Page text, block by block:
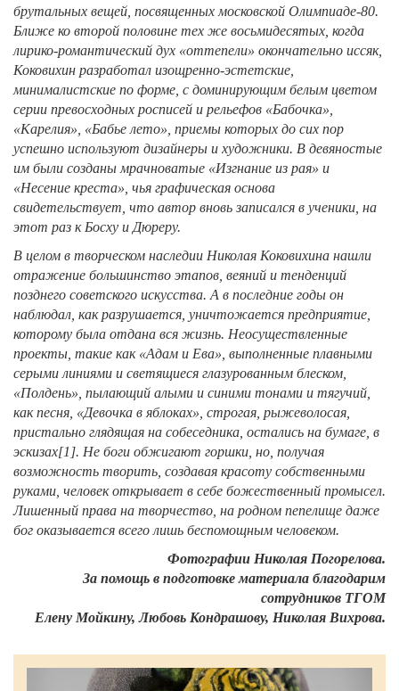
брутальных вещей, посвященных московской Олимпиаде-80.
Ближе ко второй половине тех же восьмидесятых, когда
лирико-романтический дух «оттепели» окончательно иссяк,
Коковихин разработал изощренно-эстетские,
минималистские по форме, с доминирующим белым цветом
серии превосходных росписей и рельефов «Бабочка»,
«Карелия», «Бабье лето», приемы которых до сих пор
успешно используют дизайнеры и художники. В девяностые
им были созданы мрачноватые «Изгнание из рая» и
«Несение креста», чья графическая основа
свидетельствует, что автор вновь записался в ученики, на
этот раз к Босху и Дюреру.
В целом в творческом наследии Николая Коковихина нашли
отражение большинство этапов, веяний и тенденций
позднего советского искусства. А в последние годы он
наблюдал, как разрушается, уничтожается предприятие,
которому была отдана вся жизнь. Неосуществленные
проекты, такие как «Адам и Ева», выполненные плавными
серыми линиями и светящиеся глазурованным блеском,
«Полдень», пылающий алыми и синими тонами и тягучий,
как песня, «Девочка в яблоках», строгая, рыжеволосая,
пристально глядящая на собеседника, остались на бумаге, в
эскизах[1]. Не боги обжигают горшки, но, получая
возможность творить, создавая красоту собственными
руками, человек открывает в себе божественный промысел.
Лишенный права на творчество, на родном пепелище даже
бог оказывается всего лишь беспомощным человеком.
Фотографии Николая Погорелова.
За помощь в подготовке материала благодарим
сотрудников ТГОМ
Елену Мойкину, Любовь Кондрашову, Николая Вихрова.